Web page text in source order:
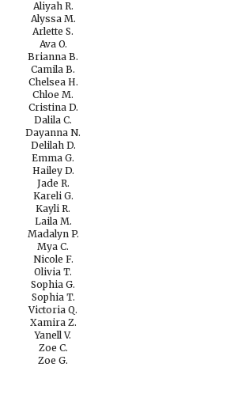
Aliyah R.
Alyssa M.
Arlette S.
Ava O.
Brianna B.
Camila B.
Chelsea H.
Chloe M.
Cristina D.
Dalila C.
Dayanna N.
Delilah D.
Emma G.
Hailey D.
Jade R.
Kareli G.
Kayli R.
Laila M.
Madalyn P.
Mya C.
Nicole F.
Olivia T.
Sophia G.
Sophia T.
Victoria Q.
Xamira Z.
Yanell V.
Zoe C.
Zoe G.